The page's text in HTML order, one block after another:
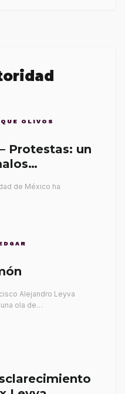
OLIVOS
Protestas: un
de México ha
Alejandro Leyva
ola de…